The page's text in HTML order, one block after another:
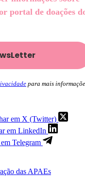
portal de doações
para mais
em X (Twitter)
em LinkedIn
Telegram